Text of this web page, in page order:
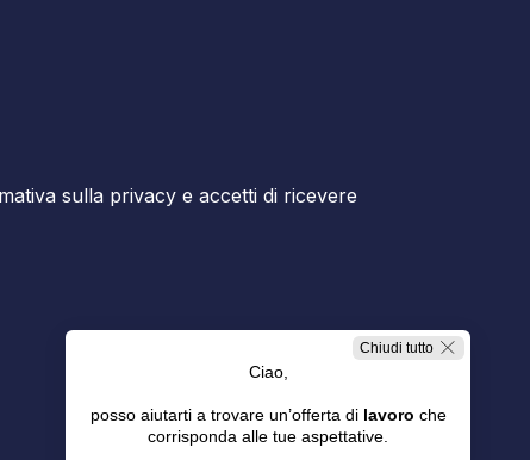
sulla privacy e accetti di ricevere
Chiudi tutto
Ciao,
posso aiutarti a trovare un’offerta di lavoro che
corrisponda alle tue aspettative.